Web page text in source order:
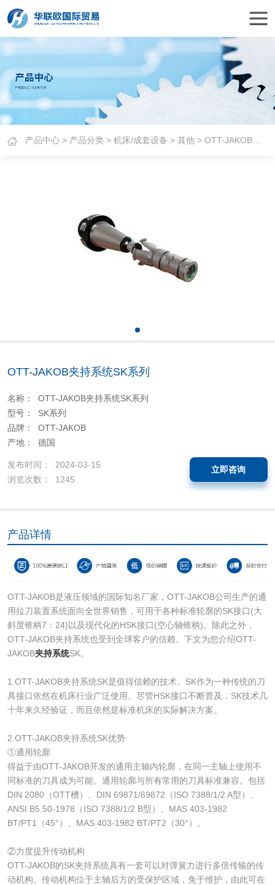
产品中心 > 产品分类 >机床/成套设备 >其他 > OTT-JAKOB夹持系统SK系列
OTT-JAKOB夹持系统SK系列
名称： OTT-JAKOB夹持系统SK系列
型号： SK系列
品牌： OTT-JAKOB
产地： 德国
发布时间： 2024-03-15
浏览次数： 1245
立即咨询
产品详情
OTT-JAKOB是液压领域的国际知名厂家，OTT-JAKOB公司生产的通
用拉刀装置系统面向全世界销售，可用于各种标准轮廓的SK接口(大
斜度锥柄7：24)以及现代化的HSK接口(空心轴锥柄)。除此之外，
OTT-JAKOB夹持系统也受到全球客户的信赖。下文为您介绍OTT-
JAKOB夹持系统SK。
1.OTT-JAKOB夹持系统SK是值得信赖的技术。SK作为一种传统的刀
具接口依然在机床行业广泛使用。尽管HSK接口不断普及，SK技术几
十年来久经验证，而且依然是标准机床的实际解决方案。
2.OTT-JAKOB夹持系统SK优势
①通用轮廓
得益于由OTT-JAKOB开发的通用主轴内轮廓，在同一主轴上使用不
同标准的刀具成为可能。通用轮廓与所有常用的刀具标准兼容。包括
DIN 2080（OTT槽）、DIN 69871/69872（ISO 7388/1/2 A型）、
ANSI B5.50-1978（ISO 7388/1/2 B型）、MAS 403-1982
BT/PT1（45°）、MAS 403-1982 BT/PT2（30°）。
②力度提升传动机构
OTT-JAKOB的SK夹持系统具有一套可以对弹簧力进行多倍传输的传
动机构。传动机构位于主轴后方的受保护区域，免于维护，由此可在